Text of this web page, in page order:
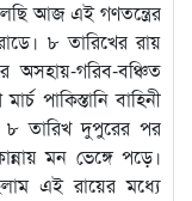
আজ এই গণতন্ত্রের
৮ তারিখের রায়
গরিব-বঞ্চিত
পাকিস্তানি বাহিনী
৮ তারিখ দুপুরের পর
মন ভেঙ্গে পড়ে।
এই রায়ের মধ্যে